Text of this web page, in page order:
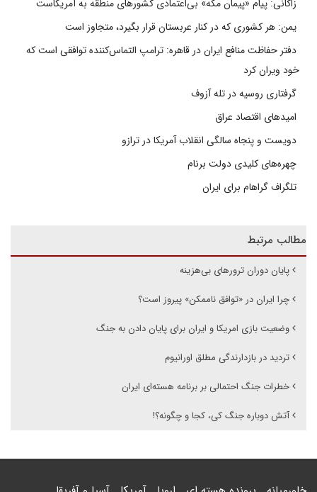
زاکانی: پیام «پیمان مکه» بی‌اعتمادی کشورهای منطقه به آمریکاست
یمن: هر کشوری که در کنار عربستان قرار بگیرد، متجاوز است
دفتر حفاظت منافع ایران در قاهره: ترامپ التماس‌کننده توافقی است که
خود ویران کرد
گرفتاری روسیه در تله آزوف
امیدهای اقتصاد عراق
دویست و پنجاه سالگی انقلاب آمریکا در ترازو
چهره‌های کلیدی دولت برنام
تلگراف گراهام برای ایران
مطالب مرتبط
پایان دوران ترورهای بی‌هزینه
چرا ایران در «توافق ناممکن» پیروز است؟
وضعیت بازی امریکا و ایران برای پایان دادن به جنگ
تردید در بازدارندگی مطلق اورانیوم
خطرات جنگ احتمالی بر برنامه هسته‌ای ایران
آتش دوباره جنگ کی، کجا و چگونه؟!